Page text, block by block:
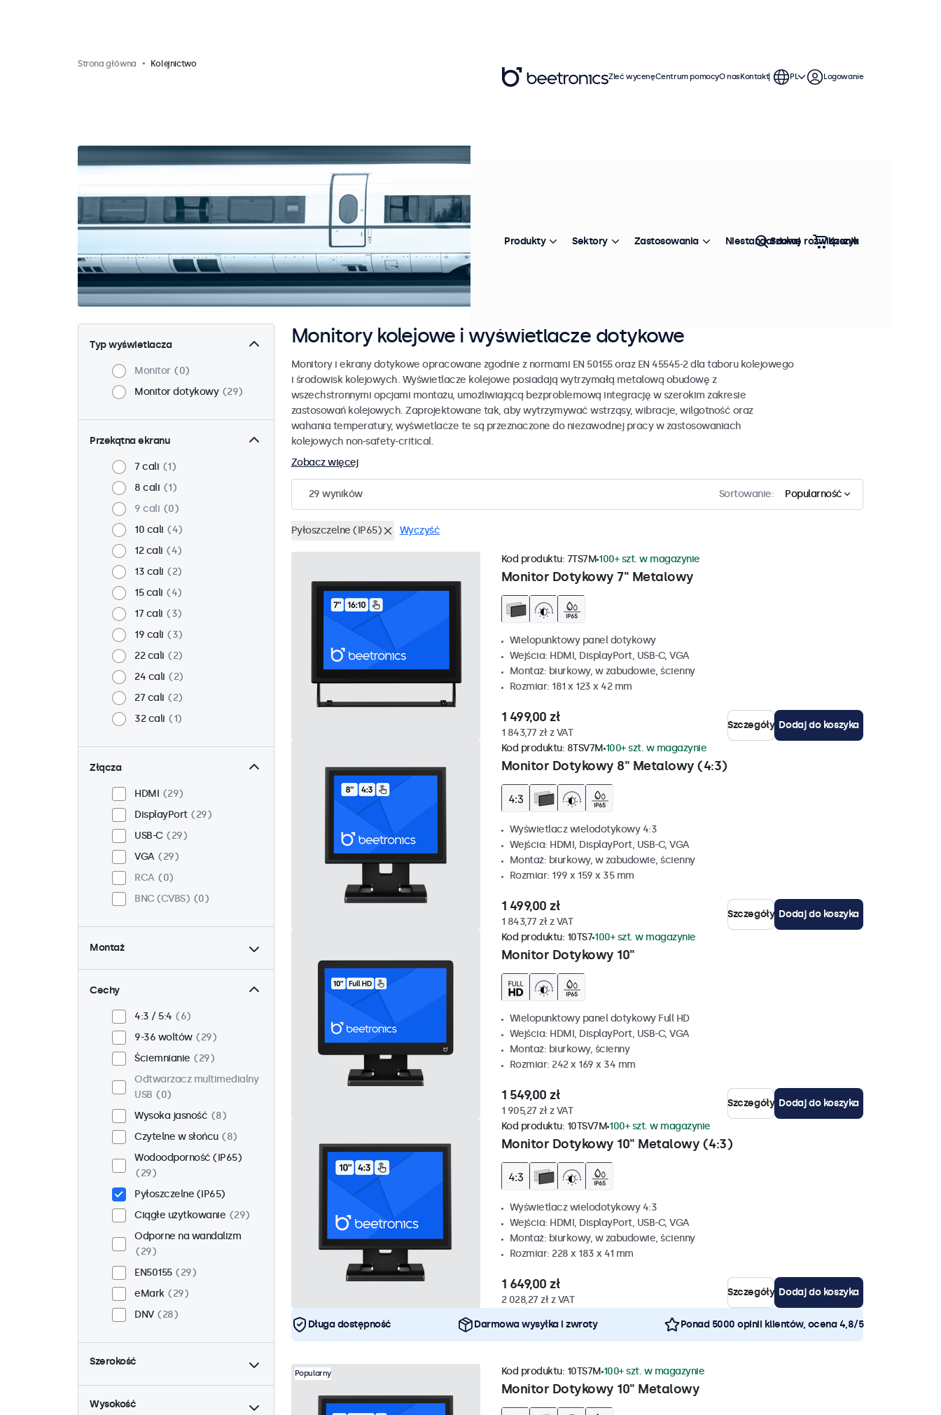
Strona główna Kolejnictwo
Typ wyświetlacza
Monitor
0
Monitor dotykowy
29
Przekątna ekranu
7 cali
1
8 cali
1
9 cali
0
10 cali
4
12 cali
4
13 cali
2
15 cali
4
17 cali
3
19 cali
3
22 cali
2
24 cali
2
27 cali
2
32 cali
1
Złącza
HDMI
29
DisplayPort
29
USB-C
29
VGA
29
RCA
0
BNC (CVBS)
0
Montaż
Biurkowy
21
Panelowy
8
W zabudowie
25
Stojak 19 cali
16
VESA 75 x 75
VESA 100 x 100
Cechy
4:3 / 5:4
6
9-36 woltów
29
Ściemnianie
29
Odtwarzacz multimedialny
USB
0
Wysoka jasność
8
Czytelne w słońcu
8
Wodoodporność (IP65)
29
Pyłoszczelne (IP65)
Ciągłe użytkowanie
29
Odporne na wandalizm
29
EN50155
29
eMark
29
DNV
28
Szerokość
Wysokość
Monitory kolejowe i wyświetlacze dotykowe
Monitory i ekrany dotykowe opracowane zgodnie z normami EN 50155 oraz EN 45545-2 dla taboru kolejowego
i środowisk kolejowych. Wyświetlacze kolejowe posiadają wytrzymałą metalową obudowę z
wszechstronnymi opcjami montażu, umożliwiającą bezproblemową integrację w szerokim zakresie
zastosowań kolejowych. Zaprojektowane tak, aby wytrzymywać wstrząsy, wibracje, wilgotność oraz
wahania temperatury, wyświetlacze te są przeznaczone do niezawodnej pracy w zastosowaniach
kolejowych non-safety-critical.
Zobacz więcej
29 wyników Sortowanie: Popularność
Pyłoszczelne (IP65) Wyczyść
Monitor Dotykowy 7" Metalowy
Kod produktu: 7TS7M 100+ szt. w magazynie
Wielopunktowy panel dotykowy
Wejścia: HDMI, DisplayPort, USB-C, VGA
Montaż: biurkowy, w zabudowie, ścienny
Rozmiar: 181 x 123 x 42 mm
1 499,00 zł
1 843,77 zł z VAT
Szczegóły Dodaj do koszyka
Monitor Dotykowy 8" Metalowy (4:3)
Kod produktu: 8TSV7M 100+ szt. w magazynie
Wyświetlacz wielodotykowy 4:3
Wejścia: HDMI, DisplayPort, USB-C, VGA
Montaż: biurkowy, w zabudowie, ścienny
Rozmiar: 199 x 159 x 35 mm
1 499,00 zł
1 843,77 zł z VAT
Szczegóły Dodaj do koszyka
Monitor Dotykowy 10"
Kod produktu: 10TS7 100+ szt. w magazynie
Wielopunktowy panel dotykowy Full HD
Wejścia: HDMI, DisplayPort, USB-C, VGA
Montaż: biurkowy, ścienny
Rozmiar: 242 x 169 x 34 mm
1 549,00 zł
1 905,27 zł z VAT
Szczegóły Dodaj do koszyka
Monitor Dotykowy 10" Metalowy (4:3)
Kod produktu: 10TSV7M 100+ szt. w magazynie
Wyświetlacz wielodotykowy 4:3
Wejścia: HDMI, DisplayPort, USB-C, VGA
Montaż: biurkowy, w zabudowie, ścienny
Rozmiar: 228 x 183 x 41 mm
1 649,00 zł
2 028,27 zł z VAT
Szczegóły Dodaj do koszyka
Długa dostępność Darmowa wysyłka i zwroty Ponad 5000 opinii klientów, ocena 4,8/5
Popularny
Monitor Dotykowy 10" Metalowy
Kod produktu: 10TS7M 100+ szt. w magazynie
Zleć wycenęCentrum pomocyO nasKontakt PL Logowanie
Produkty Sektory Zastosowania Niestandardowe rozwiązania
Szukaj Koszyk